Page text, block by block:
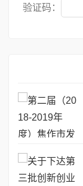
验证码：